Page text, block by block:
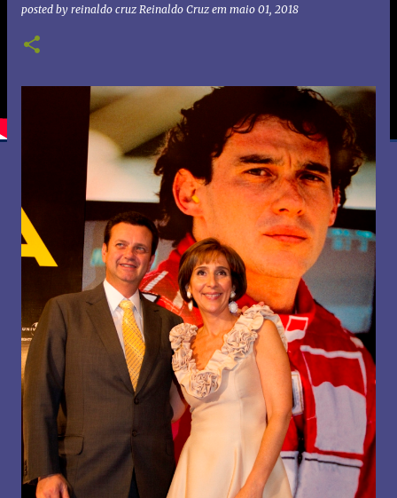
posted by reinaldo cruz Reinaldo Cruz em maio 01, 2018